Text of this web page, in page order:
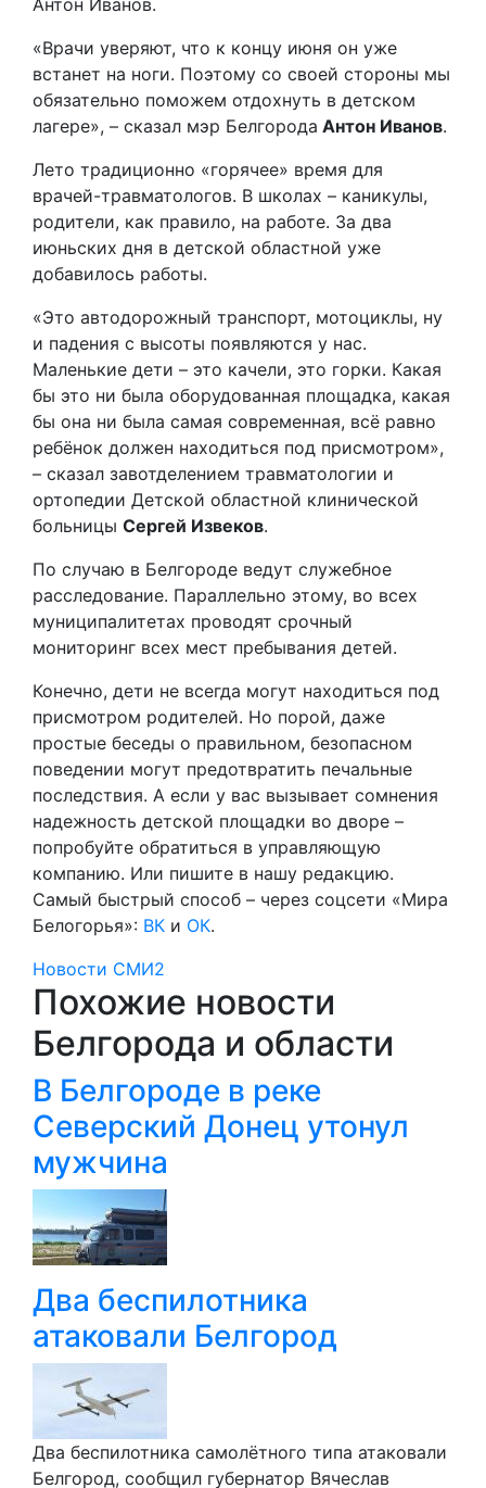
«Врачи уверяют, что к концу июня он уже
встанет на ноги. Поэтому со своей стороны мы
обязательно поможем отдохнуть в детском
лагере», – сказал мэр Белгорода Антон Иванов.
Лето традиционно «горячее» время для
врачей-травматологов. В школах – каникулы,
родители, как правило, на работе. За два
июньских дня в детской областной уже
добавилось работы.
«Это автодорожный транспорт, мотоциклы, ну
и падения с высоты появляются у нас.
Маленькие дети – это качели, это горки. Какая
бы это ни была оборудованная площадка, какая
бы она ни была самая современная, всё равно
ребёнок должен находиться под присмотром»,
– сказал завотделением травматологии и
ортопедии Детской областной клинической
больницы Сергей Извеков.
По случаю в Белгороде ведут служебное
расследование. Параллельно этому, во всех
муниципалитетах проводят срочный
мониторинг всех мест пребывания детей.
Конечно, дети не всегда могут находиться под
присмотром родителей. Но порой, даже
простые беседы о правильном, безопасном
поведении могут предотвратить печальные
последствия. А если у вас вызывает сомнения
надежность детской площадки во дворе –
попробуйте обратиться в управляющую
компанию. Или пишите в нашу редакцию.
Самый быстрый способ – через соцсети «Мира
Белогорья»: ВК и ОК.
Новости СМИ2
Похожие новости
Белгорода и области
В Белгороде в реке
Северский Донец утонул
мужчина
Два беспилотника
атаковали Белгород
Два беспилотника самолётного типа атаковали
Белгород, сообщил губернатор Вячеслав